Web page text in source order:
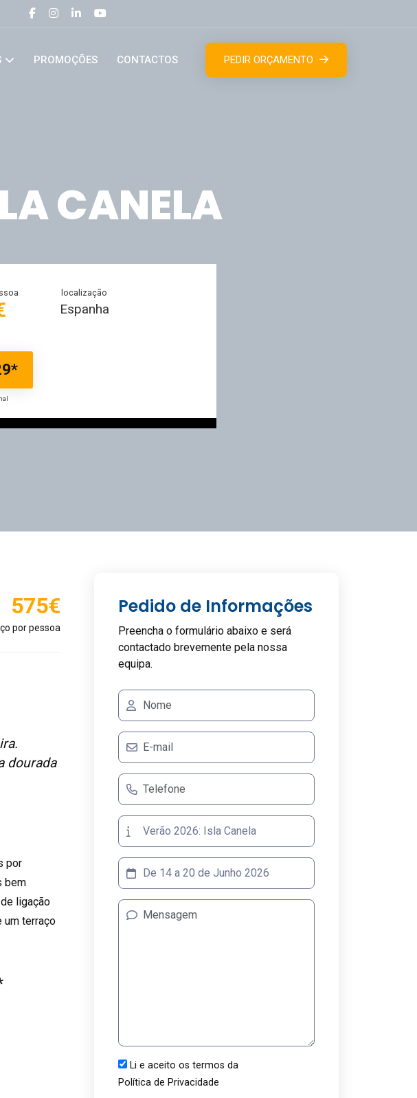
PROMOÇÕES CONTACTOS PEDIR ORÇAMENTO
CANELA
localização
Espanha
575€
por pessoa
dourada
por
bem
ligação
um terraço
Pedido de Informações
Preencha o formulário abaixo e será
contactado brevemente pela nossa
equipa.
Li e aceito os termos da
Política de Privacidade